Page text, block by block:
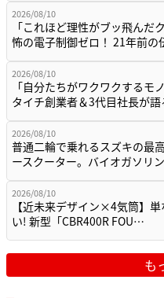
2026/08/10
「これほど理性がブッ飛んだ
怖の電子制御ゼロ！ 21年前
2026/08/10
「自分たちがワクワクするモ
タイチ創業者＆3代目社長が
2026/08/10
普通二輪で乗れるスズキの最
ースクーター。バイオガソリ
2026/08/10
【近未来デザイン×4気筒】
い! 新型「CBR400R FOU…
も